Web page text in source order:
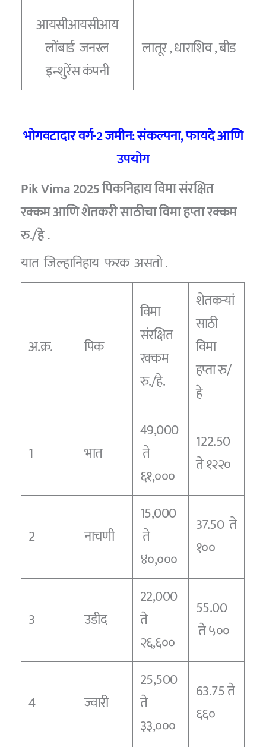
आयसीआयसीआय
लोंबार्ड जनरल
इन्शुरेंस कंपनी
लातूर , धाराशिव , बीड
भोगवटादार वर्ग-2 जमीन: संकल्पना, फायदे आणि
उपयोग
Pik Vima 2025 पिकनिहाय विमा संरक्षित
रक्कम आणि शेतकरी साठीचा विमा हप्ता रक्कम
रु./हे .
यात जिल्हानिहाय फरक असतो .
अ.क्र. पिक
विमा
संरक्षित
रक्कम
रु./हे.
शेतकऱ्यां
साठी
विमा
हप्ता रु/
हे
1 भात
49,000
ते
६१,०००
122.50
ते १२२०
2 नाचणी
15,000
ते
४०,०००
37.50 ते
१००
3 उडीद
22,000
ते
२६,६००
55.00
ते ५००
4 ज्वारी
25,500
ते
३३,०००
63.75 ते
६६०